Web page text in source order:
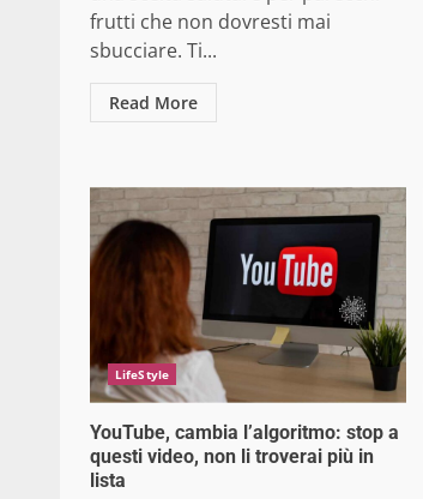
frutti che non dovresti mai
sbucciare. Ti...
Read More
LifeStyle
YouTube, cambia l’algoritmo: stop a
questi video, non li troverai più in
lista